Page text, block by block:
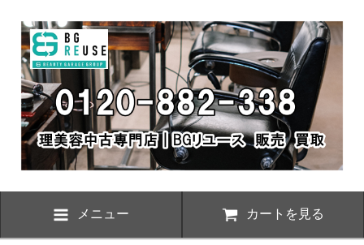
メニュー カートを見る